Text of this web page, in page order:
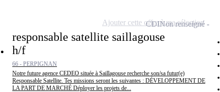
responsable satellite saillagouse
h/f
66 - PERPIGNAN
Notre future agence CEDEO située à Saillagouse recherche son/sa futur(e)
Responsable Satellite. Tes missions seront les suivantes : DÉVELOPPEMENT DE
LA PART DE MARCHÉ Déployer les projets de...
CDINon renseigné
Ajouter cette offre à ma sélection